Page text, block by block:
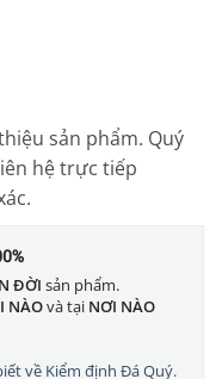
sản phẩm. Quý
hệ trực tiếp
ĐỜI sản phẩm.
NÀOvà tại NƠI NÀO
về Kiểm định Đá Quý.